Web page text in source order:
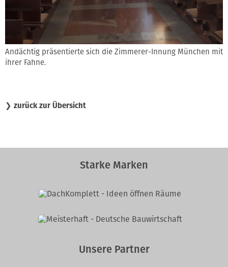
Andächtig präsentierte sich die Zimmerer-Innung München mit
ihrer Fahne.
❯ zurück zur Übersicht
Starke Marken
Unsere Partner